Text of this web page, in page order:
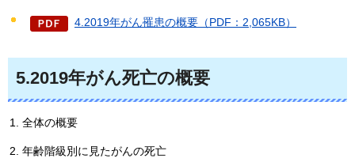
4.2019年がん罹患の概要（PDF：2,065KB）
5.2019年がん死亡の概要
全体の概要
年齢階級別に見たがんの死亡